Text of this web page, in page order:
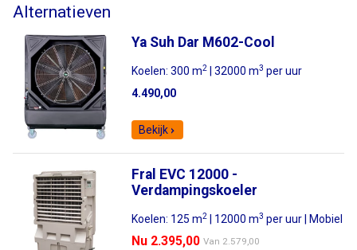
Alternatieven
Ya Suh Dar M602-Cool
Koelen: 300 m2 | 32000 m3 per uur
4.490,00
Bekijk
Fral EVC 12000 -
Verdampingskoeler
Koelen: 125 m2 | 12000 m3 per uur | Mobiel
Nu 2.395,00 Van 2.579,00